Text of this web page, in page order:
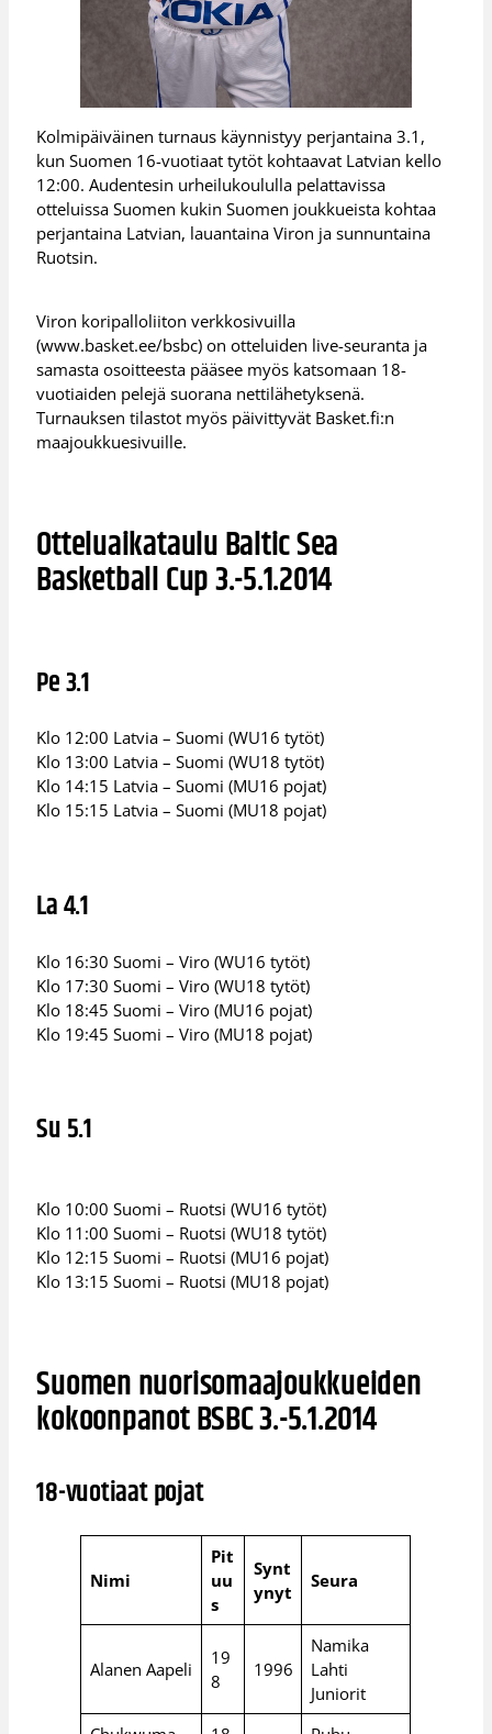
Kolmipäiväinen turnaus käynnistyy perjantaina 3.1,
kun Suomen 16-vuotiaat tytöt kohtaavat Latvian kello
12:00. Audentesin urheilukoululla pelattavissa
otteluissa Suomen kukin Suomen joukkueista kohtaa
perjantaina Latvian, lauantaina Viron ja sunnuntaina
Ruotsin.
Viron koripalloliiton verkkosivuilla
(www.basket.ee/bsbc) on otteluiden live-seuranta ja
samasta osoitteesta pääsee myös katsomaan 18-
vuotiaiden pelejä suorana nettilähetyksenä.
Turnauksen tilastot myös päivittyvät Basket.fi:n
maajoukkuesivuille.
Otteluaikataulu Baltic Sea
Basketball Cup 3.-5.1.2014
Pe 3.1
Klo 12:00 Latvia – Suomi (WU16 tytöt)
Klo 13:00 Latvia – Suomi (WU18 tytöt)
Klo 14:15 Latvia – Suomi (MU16 pojat)
Klo 15:15 Latvia – Suomi (MU18 pojat)
La 4.1
Klo 16:30 Suomi – Viro (WU16 tytöt)
Klo 17:30 Suomi – Viro (WU18 tytöt)
Klo 18:45 Suomi – Viro (MU16 pojat)
Klo 19:45 Suomi – Viro (MU18 pojat)
Su 5.1
Klo 10:00 Suomi – Ruotsi (WU16 tytöt)
Klo 11:00 Suomi – Ruotsi (WU18 tytöt)
Klo 12:15 Suomi – Ruotsi (MU16 pojat)
Klo 13:15 Suomi – Ruotsi (MU18 pojat)
Suomen nuorisomaajoukkueiden
kokoonpanot BSBC 3.-5.1.2014
18-vuotiaat pojat
Nimi
Pit
uu
s
Synt
ynyt
Seura
Alanen Aapeli
19
8
1996
Namika
Lahti
Juniorit